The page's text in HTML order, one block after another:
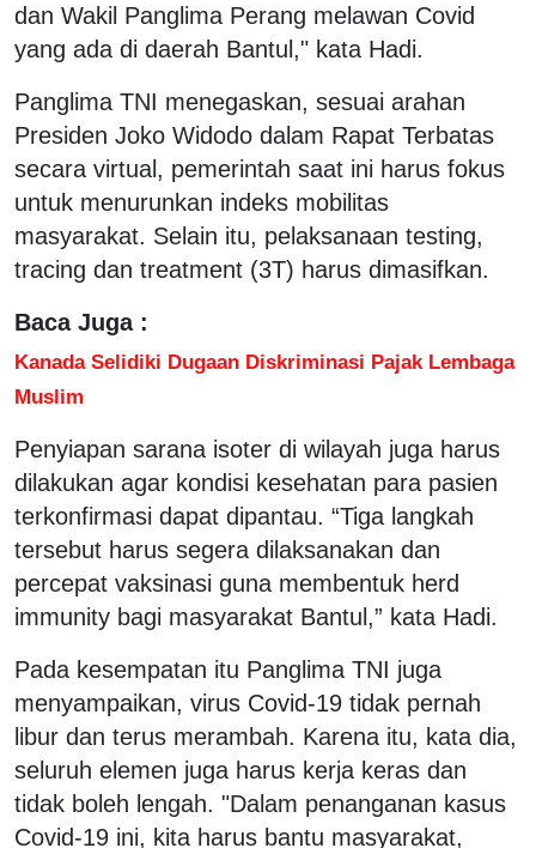
dan Wakil Panglima Perang melawan Covid
yang ada di daerah Bantul," kata Hadi.
Panglima TNI menegaskan, sesuai arahan
Presiden Joko Widodo dalam Rapat Terbatas
secara virtual, pemerintah saat ini harus fokus
untuk menurunkan indeks mobilitas
masyarakat. Selain itu, pelaksanaan testing,
tracing dan treatment (3T) harus dimasifkan.
Baca Juga :
Kanada Selidiki Dugaan Diskriminasi Pajak Lembaga
Muslim
Penyiapan sarana isoter di wilayah juga harus
dilakukan agar kondisi kesehatan para pasien
terkonfirmasi dapat dipantau. “Tiga langkah
tersebut harus segera dilaksanakan dan
percepat vaksinasi guna membentuk herd
immunity bagi masyarakat Bantul,” kata Hadi.
Pada kesempatan itu Panglima TNI juga
menyampaikan, virus Covid-19 tidak pernah
libur dan terus merambah. Karena itu, kata dia,
seluruh elemen juga harus kerja keras dan
tidak boleh lengah. "Dalam penanganan kasus
Covid-19 ini, kita harus bantu masyarakat,